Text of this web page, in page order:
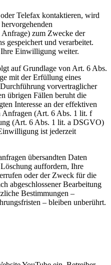
Telefax kontaktieren, wird
Anfrage) zum Zwecke der
gespeichert und verarbeitet.
Einwilligung weiter.
auf Grundlage von Art. 6 Abs.
mit der Erfüllung eines
vorvertraglicher
übrigen Fällen beruht die
Interesse an der effektiven
Anfragen (Art. 6 Abs. 1 lit. f
(Art. 6 Abs. 1 lit. a DSGVO)
ist jederzeit
übersandten Daten
auffordern, Ihre
oder der Zweck für die
abgeschlossener Bearbeitung
Bestimmungen –
– bleiben unberührt.